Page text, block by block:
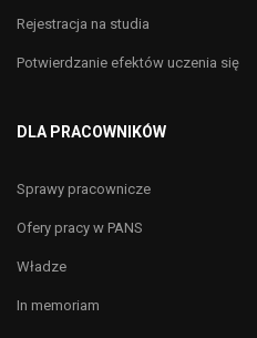
Rejestracja na studia
Potwierdzanie efektów uczenia się
DLA PRACOWNIKÓW
Sprawy pracownicze
Ofery pracy w PANS
Władze
In memoriam